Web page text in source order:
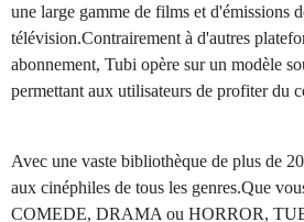
une large gamme de films et d'émissions
télévision.Contrairement à d'autres
abonnement, Tubi opère sur un modèle
permettant aux utilisateurs de profiter du
Avec une vaste bibliothèque de plus de
aux cinéphiles de tous les genres.Que
COMEDE, DRAMA ou HORROR,